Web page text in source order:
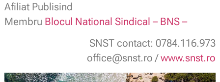
Afiliat Publisind
Membru Blocul National Sindical – BNS –
SNST contact: 0784.116.973
office@snst.ro /www.snst.ro